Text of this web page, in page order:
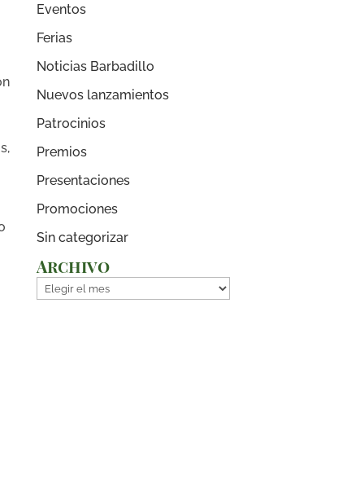
Eventos
Ferias
Noticias Barbadillo
Nuevos lanzamientos
Patrocinios
Premios
Presentaciones
Promociones
Sin categorizar
Archivo
Archivo